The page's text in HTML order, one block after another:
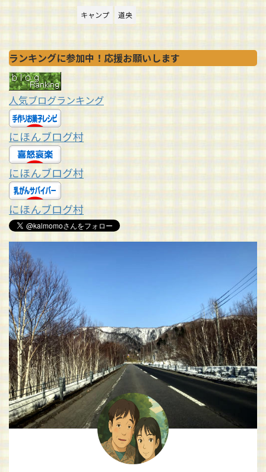
キャンプ 道央
ランキングに参加中！応援お願いします
人気ブログランキング
にほんブログ村
にほんブログ村
にほんブログ村